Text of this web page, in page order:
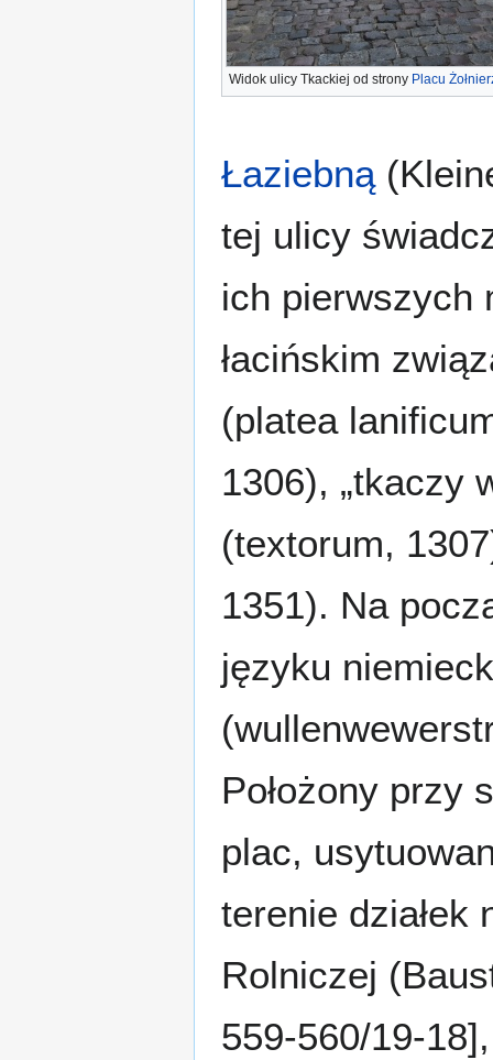
Widok ulicy Tkackiej od strony Placu
Łaziebną
tej ulicy
ich pierwszych
łacińskim
(platea
1306), „tkaczy
(textorum,
1351). Na
języku
Położony przy
plac,
terenie
Rolniczej
559-560/19-